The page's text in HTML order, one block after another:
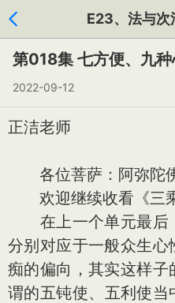
E23、法与次
第018集 七方便、九种
2022-09-12
正洁老师
各位菩萨：阿弥陀
欢迎继续收看《三乘
在上一个单元最后
分别对应于一般众生心
痴的偏向，其实这样
谓的五钝使、五利使